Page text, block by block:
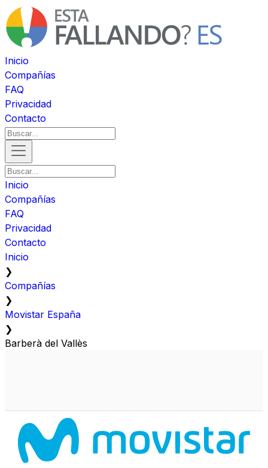
Inicio
Compañías
FAQ
Privacidad
Contacto
Inicio
Compañías
FAQ
Privacidad
Contacto
Inicio
❯
Compañías
❯
Movistar España
❯
Barberà del Vallès